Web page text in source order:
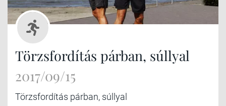
Törzsfordítás párban, súllyal
2017/09/15
Törzsfordítás párban, súllyal